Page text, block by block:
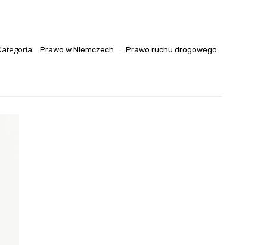
Prawo w Niemczech Prawo ruchu drogowego